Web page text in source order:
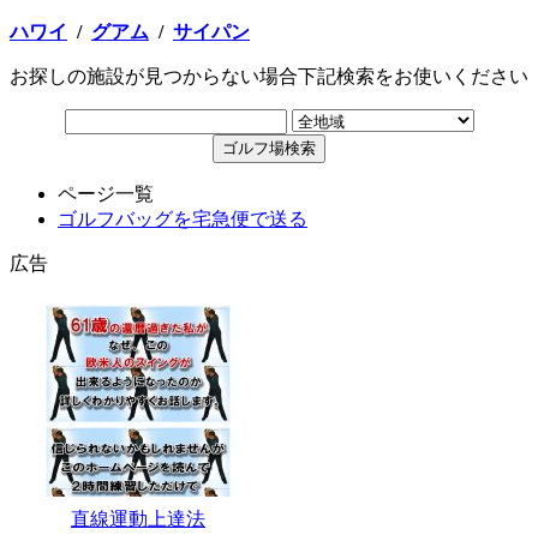
ハワイ / グアム / サイパン
お探しの施設が見つからない場合下記検索をお使いください
ページ一覧
ゴルフバッグを宅急便で送る
広告
直線運動上達法